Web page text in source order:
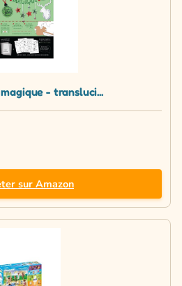
- transluci...
sur Amazon